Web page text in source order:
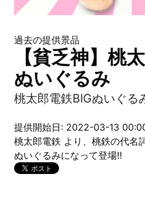
過去の提供景品
【貧乏神】桃
ぬいぐるみ
桃太郎電鉄BIGぬいぐる
提供開始日: 2022-03-13
桃太郎電鉄 より、桃鉄の代名
ぬいぐるみになって登場‼